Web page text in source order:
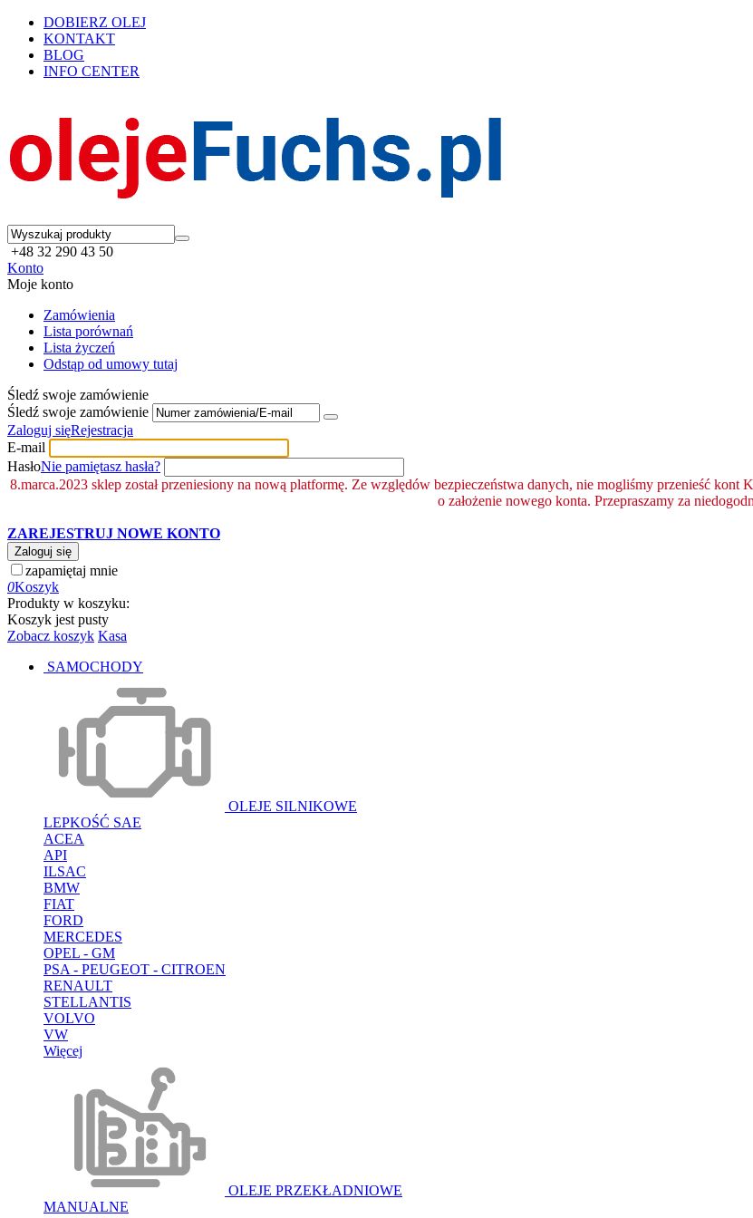
DOBIERZ OLEJ
KONTAKT
BLOG
INFO CENTER
+48 32 290 43 50
Konto
Moje konto
Zamówienia
Lista porównań
Lista życzeń
Odstąp od umowy tutaj
Śledź swoje zamówienie
Śledź swoje zamówienie
Zaloguj sięRejestracja
E-mail
HasłoNie pamiętasz hasła?
8.marca.2023 sklep został przeniesiony na nową platformę. Ze względów bezpieczeństwa danych, nie mogliśmy przenieść kont
o założenie nowego konta. Przepraszamy za
ZAREJESTRUJ NOWE KONTO
Zaloguj się
zapamiętaj mnie
0Koszyk
Produkty w koszyku:
Koszyk jest pusty
Zobacz koszyk Kasa
SAMOCHODY
OLEJE SILNIKOWE
LEPKOŚĆ SAE
ACEA
API
ILSAC
BMW
FIAT
FORD
MERCEDES
OPEL - GM
PSA - PEUGEOT - CITROEN
RENAULT
STELLANTIS
VOLVO
VW
Więcej
OLEJE PRZEKŁADNIOWE
MANUALNE